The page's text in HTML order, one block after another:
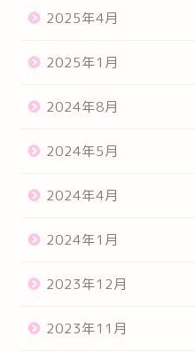
2025年4月
2025年1月
2024年8月
2024年5月
2024年4月
2024年1月
2023年12月
2023年11月